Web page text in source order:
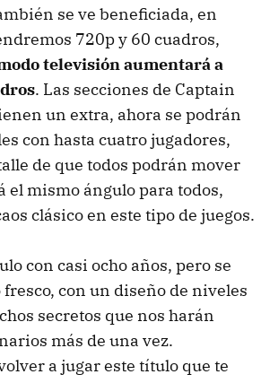
se ve beneficiada, en
720p y 60 cuadros,
televisión aumentará a
. Las secciones de Captain
un extra, ahora se podrán
con hasta cuatro jugadores,
de que todos podrán mover
el mismo ángulo para todos,
clásico en este tipo de juegos.
con casi ocho años, pero se
con un diseño de niveles
secretos que nos harán
más de una vez.
a jugar este título que te